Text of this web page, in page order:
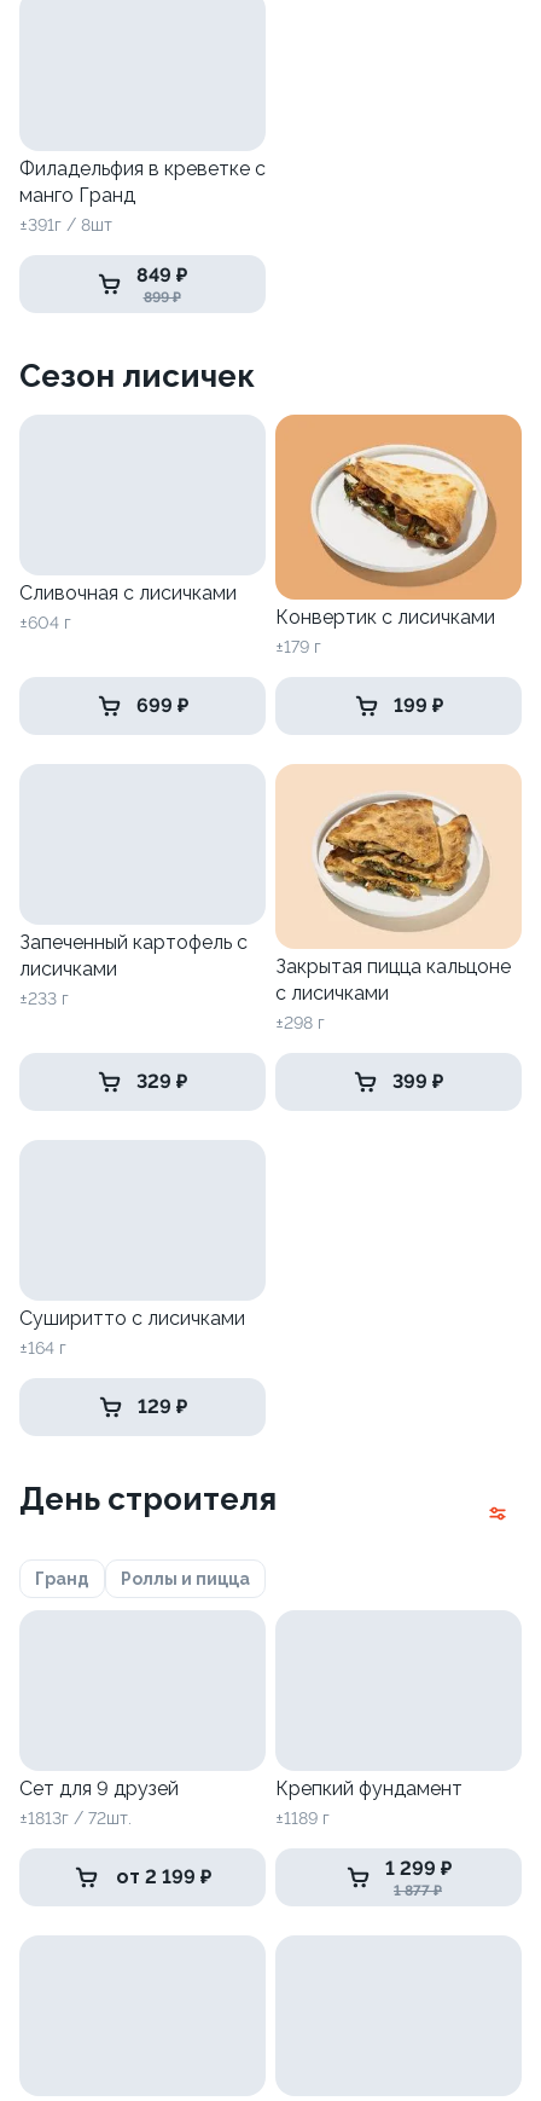
Филадельфия в креветке с
манго Гранд
±391г / 8шт
849 ₽
899 ₽
Сезон лисичек
Сливочная с лисичками
±604 г
699 ₽
Конвертик с лисичками
±179 г
199 ₽
Запеченный картофель с
лисичками
±233 г
329 ₽
Закрытая пицца кальцоне
с лисичками
±298 г
399 ₽
Суширитто с лисичками
±164 г
129 ₽
День строителя
Гранд Роллы и пицца
Сет для 9 друзей
±1813г / 72шт.
от 2 199 ₽
Крепкий фундамент
±1189 г
1 299 ₽
1 877 ₽